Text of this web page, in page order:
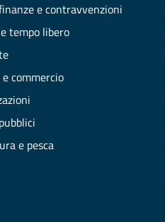
e contravvenzioni
tempo libero
commercio
e pesca